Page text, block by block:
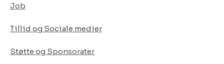
Job
Tillid og Sociale medier
Støtte og Sponsorater